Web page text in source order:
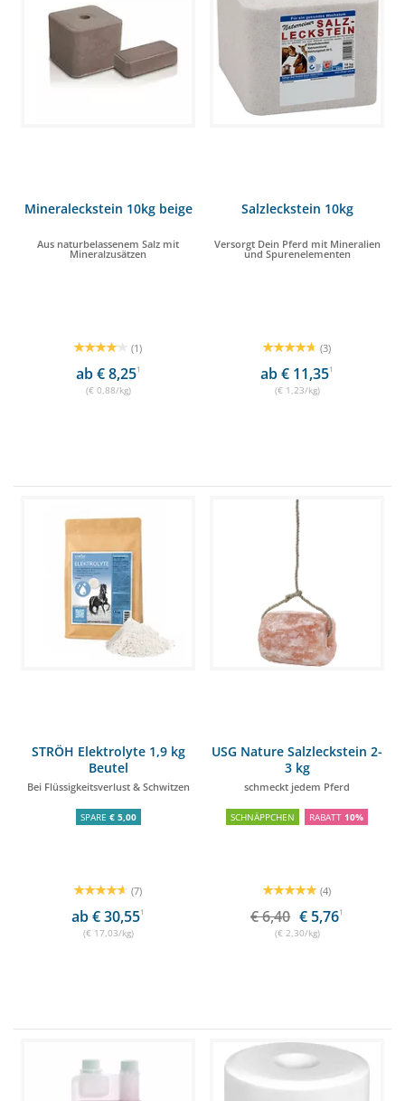
Mineraleckstein 10kg beige
Aus naturbelassenem Salz mit
Mineralzusätzen
(1)
ab € 8,251
(€ 0,88/kg)
Salzleckstein 10kg
Versorgt Dein Pferd mit Mineralien
und Spurenelementen
(3)
ab € 11,351
(€ 1,23/kg)
STRÖH Elektrolyte 1,9 kg
Beutel
Bei Flüssigkeitsverlust & Schwitzen
SPARE € 5,00
(7)
ab € 30,551
(€ 17,03/kg)
USG Nature Salzleckstein 2-
3 kg
schmeckt jedem Pferd
SCHNÄPPCHEN RABATT 10%
(4)
€ 6,40 € 5,761
(€ 2,30/kg)